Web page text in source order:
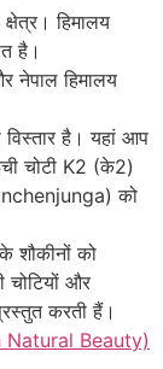
हिमालय
है।
नेपाल हिमालय
विस्तार है। यहां आप
चोटी K2 (के2)
को
शौकीनों को
चोटियों और
करती हैं।
Natural Beauty)